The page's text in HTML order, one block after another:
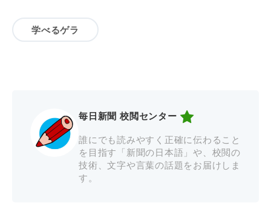
学べるゲラ
毎日新聞 校閲センター
誰にでも読みやすく正確に伝わること
を目指す「新聞の日本語」や、校閲の
技術、文字や言葉の話題をお届けしま
す。